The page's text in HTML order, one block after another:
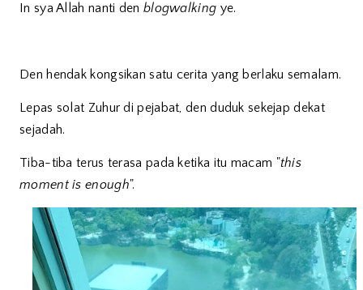
In sya Allah nanti den blogwalking ye.
Den hendak kongsikan satu cerita yang berlaku semalam.
Lepas solat Zuhur di pejabat, den duduk sekejap dekat
sejadah.
Tiba-tiba terus terasa pada ketika itu macam "this
moment is enough".